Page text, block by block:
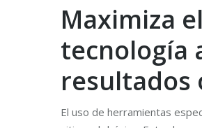
Maximiza
tecnología
resultados
El uso de herramientas